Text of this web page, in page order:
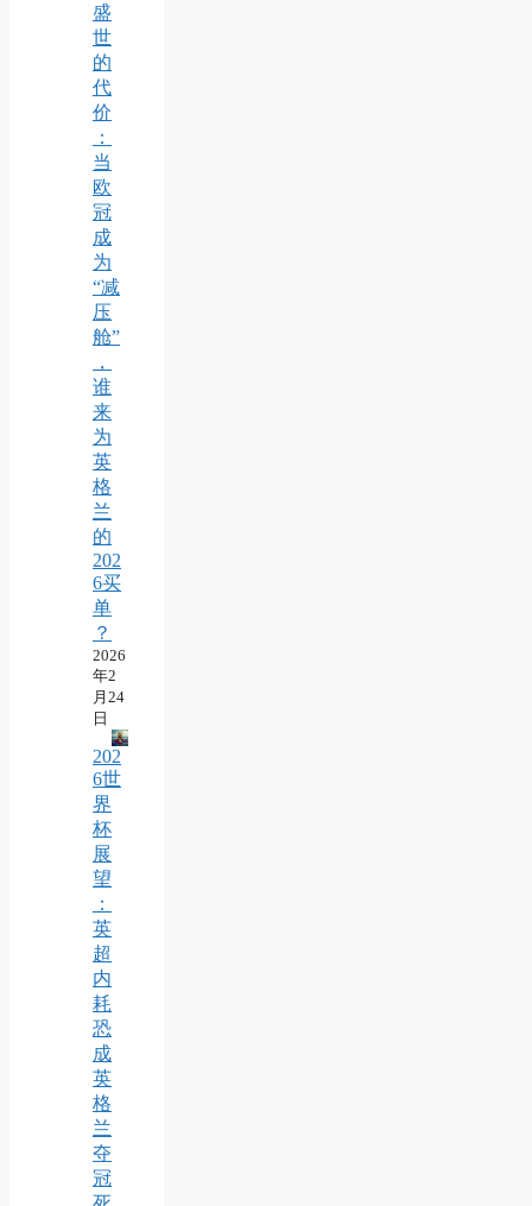
盛
世
的
代
价
：
当
欧
冠
成
为
“减
压
舱”
，
谁
来
为
英
格
兰
的
202
6买
单
？
2026
年2
月24
日
202
6世
界
杯
展
望
：
英
超
内
耗
恐
成
英
格
兰
夺
冠